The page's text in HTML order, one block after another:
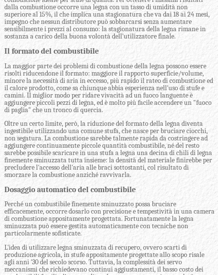
dalla combustione occorre una legna con un tasso di umidità non
superiore al 15%, il che implica una stagionatura che va dai 18 ai 24 mesi,
impegno che nessun distributore può sobbarcarsi senza aumentare
sensibilmente i prezzi al consumo: la stagionatura della legna rimane in
sostanza a carico della buona volontà dell'utilizzatore finale.
Il formato del combustibile
La maggior parte dei problemi di combustione della legna possono essere
risolti riducendone il formato: maggiore il rapporto superficie/volume,
minore la necessità di aria in eccesso, più rapido il rateo di combustione ed
il calore prodotto, come sa chiunque abbia esperienza nell'uso di stufe e
camini. Il miglior modo per ridare vivacità ad un fuoco languente è
aggiungere piccoli pezzi di legna, ed è molto più facile accendere un "fuoco
di paglia" che un tronco di quercia.
Oltre un certo limite, però, la riduzione del formato della legna diventa
ingestibile utilizzando una comune stufa, che nasce per bruciare ciocchi,
non segatura. La combustione sarebbe talmente rapida da costringere ad
aggiungere continuamente piccole quantità combustibile, né del resto
sarebbe possibile scaricare in una stufa a legna una decina di chili di legna
finemente sminuzzata tutta insieme: la densità del materiale finirebbe per
precludere l'accesso dell'aria alle braci sottostanti, col risultato di
smorzare la combustione anziché ravvivarla.
Dosaggio automatico del combustibile
Perché un combustibile finemente sminuzzato possa bruciare
efficacemente, occorre dosarlo con precisione e tempestività in una camera
di combustione appositamente progettata. Fortunatamente la legna
sminuzzata può essere gestita automaticamente con tecniche non
particolarmente sofisticate.
L'idea di utilizzare legna sminuzzata di recupero, ovvero scarti di
produzione agricola, in stufe appositamente progettate allo scopo risale
agli anni '30 del secolo scorso. Tuttavia, la complessità dei servo
meccanismi che richiedevano continui aggiustamenti, il basso costo dei